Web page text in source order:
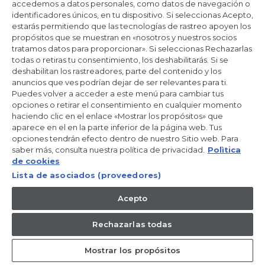
La gama I-Pro te ofrece diferentes Series para que elijas
cual es la que mejor se adapta a ti.
COMPAÑÍA
Sobre Haier
Haier Europe
Newsletter
Puntos de Venta
Investor relations
accedemos a datos personales, como datos de navegación o
identificadores únicos, en tu dispositivo. Si seleccionas Acepto,
estarás permitiendo que las tecnologías de rastreo apoyen los
propósitos que se muestran en «nosotros y nuestros socios
tratamos datos para proporcionar». Si seleccionas Rechazarlas
todas o retiras tu consentimiento, los deshabilitarás. Si se
deshabilitan los rastreadores, parte del contenido y los
anuncios que ves podrían dejar de ser relevantes para ti.
Puedes volver a acceder a este menú para cambiar tus
opciones o retirar el consentimiento en cualquier momento
haciendo clic en el enlace «Mostrar los propósitos» que
aparece en el en la parte inferior de la página web. Tus
opciones tendrán efecto dentro de nuestro Sitio web. Para
saber más, consulta nuestra política de privacidad.
Polìtica
de cookies
Lista de asociados (proveedores)
Acepto
Rechazarlas todas
Mostrar los propósitos